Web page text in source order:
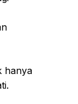
hanya